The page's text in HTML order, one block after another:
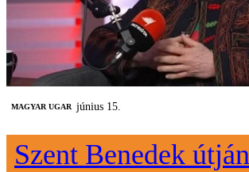
MAGYAR UGAR június 15.
Szent Benedek útján